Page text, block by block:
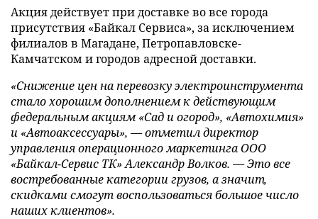
Акция действует при доставке во все города
присутствия «Байкал Сервиса», за исключением
филиалов в Магадане, Петропавловске-
Камчатском и городов адресной доставки.
«Снижение цен на перевозку электроинструмента
стало хорошим дополнением к действующим
федеральным акциям «Сад и огород», «Автохимия»
и «Автоаксессуары», — отметилдиректор
управления операционного маркетинга ООО
«Байкал-Сервис ТК» Александр Волков. — Это все
востребованные категории грузов, а значит,
скидками смогут воспользоваться большое число
наших клиентов».